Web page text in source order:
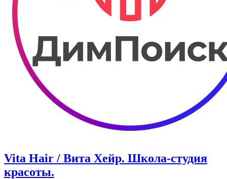
Vita Hair / Вита Хейр. Школа-студия
красоты.